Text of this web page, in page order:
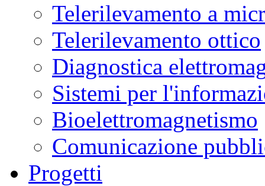
Telerilevamento a
Telerilevamento ottico
Diagnostica
Sistemi per
Bioelettromagnetismo
Comunicazione
Progetti